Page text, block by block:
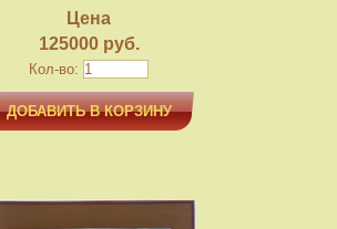
Цена
125000 руб.
Кол-во:
ДОБАВИТЬ В КОРЗИНУ